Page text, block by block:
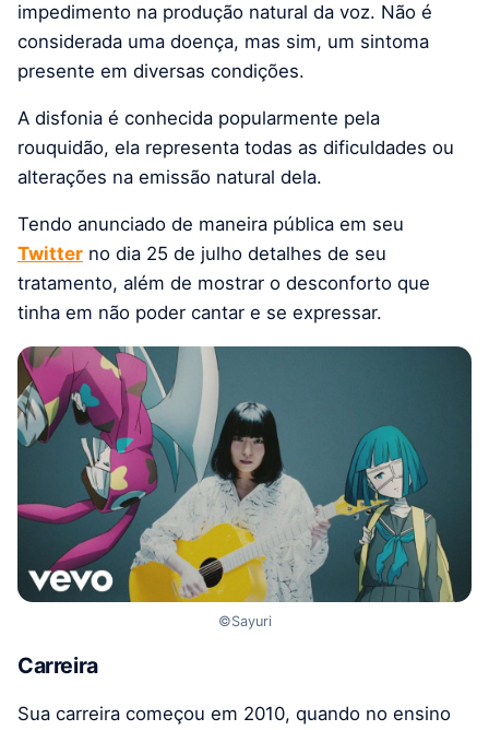
impedimento na produção natural da voz. Não é
considerada uma doença, mas sim, um sintoma
presente em diversas condições.
A disfonia é conhecida popularmente pela
rouquidão, ela representa todas as dificuldades ou
alterações na emissão natural dela.
Tendo anunciado de maneira pública em seu
Twitter no dia 25 de julho detalhes de seu
tratamento, além de mostrar o desconforto que
tinha em não poder cantar e se expressar.
©Sayuri
Carreira
Sua carreira começou em 2010, quando no ensino